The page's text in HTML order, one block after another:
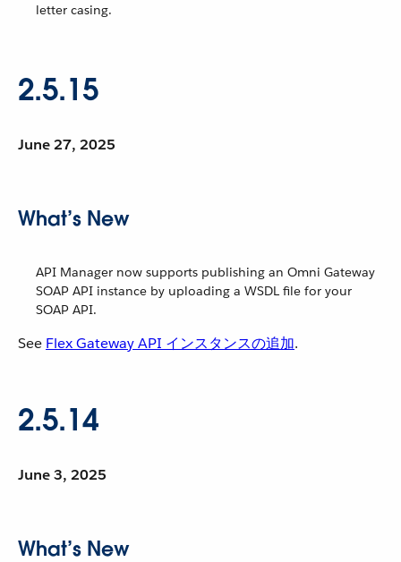
letter casing.
2.5.15
June 27, 2025
What’s New
API Manager now supports publishing an Omni Gateway
SOAP API instance by uploading a WSDL file for your
SOAP API.
See Flex Gateway API インスタンスの追加.
2.5.14
June 3, 2025
What’s New